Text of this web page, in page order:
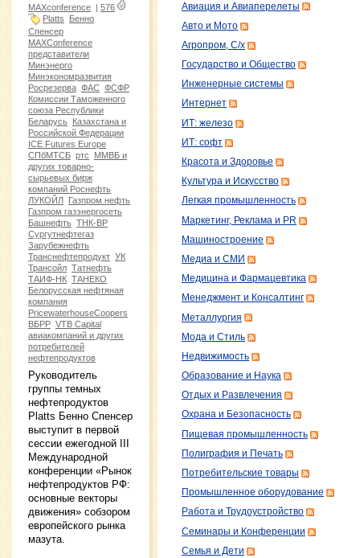
MAXconference | 576
Platts
Бенно
Спенсер
MAXConference
представители
Минэнерго
Минэкономразвития
Росрезерва ФАС ФСФР
Комиссии Таможенного
союза Республики
Беларусь Казахстана и
Российской Федерации
ICE Futures Europe
СПбМТСБ ртс
ММВБ и
других товарно-
сырьевых бирж
компаний Роснефть
ЛУКОЙЛ Газпром нефть
Газпром газэнергосеть
Башнефть ТНК-ВР
Сургутнефтегаз
Зарубежнефть
Транснефтепродукт УК
Трансойл Татнефть
ТАИФ-НК ТАНЕКО
Белорусская нефтяная
компания
PricewaterhouseCoopers
ВБРР VTB Capital
авиакомпаний и других
потребителей
нефтепродуктов
Руководитель
группы темных
нефтепродуктов
Platts Бенно Спенсер
выступит в первой
сессии ежегодной III
Международной
конференции «Рынок
нефтепродуктов РФ:
основные векторы
движения» собзором
европейского рынка
мазута.
Авиация и Авиаперелеты
Авто и Мото
Агропром, С/х
Государство и Общество
Инженерные системы
Интернет
ИТ: железо
ИТ: софт
Красота и Здоровье
Культура и Искусство
Легкая промышленность
Маркетинг, Реклама и PR
Машиностроение
Медиа и СМИ
Медицина и Фармацевтика
Менеджмент и Консалтинг
Металлургия
Мода и Стиль
Недвижимость
Образование и Наука
Отдых и Развлечения
Охрана и Безопасность
Пищевая промышленность
Полиграфия и Печать
Потребительские товары
Промышленное оборудование
Работа и Трудоустройство
Семинары и Конференции
Семья и Дети